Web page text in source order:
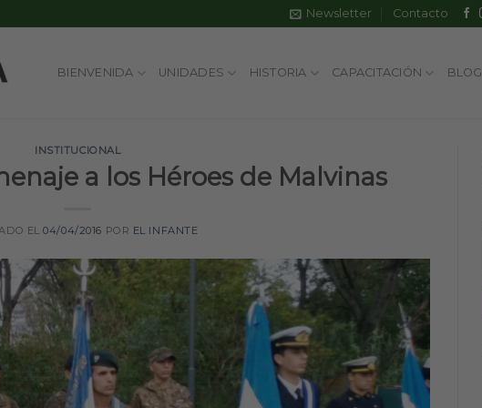
Newsletter Contacto
BIENVENIDA UNIDADES HISTORIA CAPACITACIÓN BLOG
INSTITUCIONAL
a los Héroes de Malvinas
EL04/04/2016 POR EL INFANTE